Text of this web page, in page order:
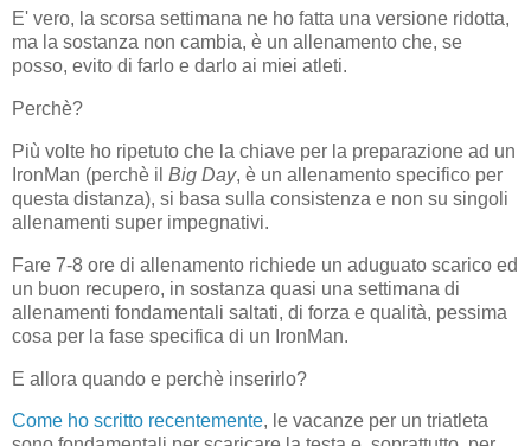
E' vero, la scorsa settimana ne ho fatta una versione ridotta,
ma la sostanza non cambia, è un allenamento che, se
posso, evito di farlo e darlo ai miei atleti.
Perchè?
Più volte ho ripetuto che la chiave per la preparazione ad un
IronMan (perchè il Big Day, è un allenamento specifico per
questa distanza), si basa sulla consistenza e non su singoli
allenamenti super impegnativi.
Fare 7-8 ore di allenamento richiede un aduguato scarico ed
un buon recupero, in sostanza quasi una settimana di
allenamenti fondamentali saltati, di forza e qualità, pessima
cosa per la fase specifica di un IronMan.
E allora quando e perchè inserirlo?
Come ho scritto recentemente, le vacanze per un triatleta